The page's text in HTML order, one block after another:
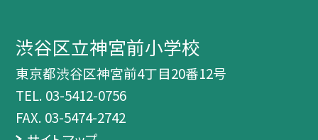
渋谷区立神宮前小学校
東京都渋谷区神宮前4丁目20番12号
TEL. 03-5412-0756
FAX. 03-5474-2742